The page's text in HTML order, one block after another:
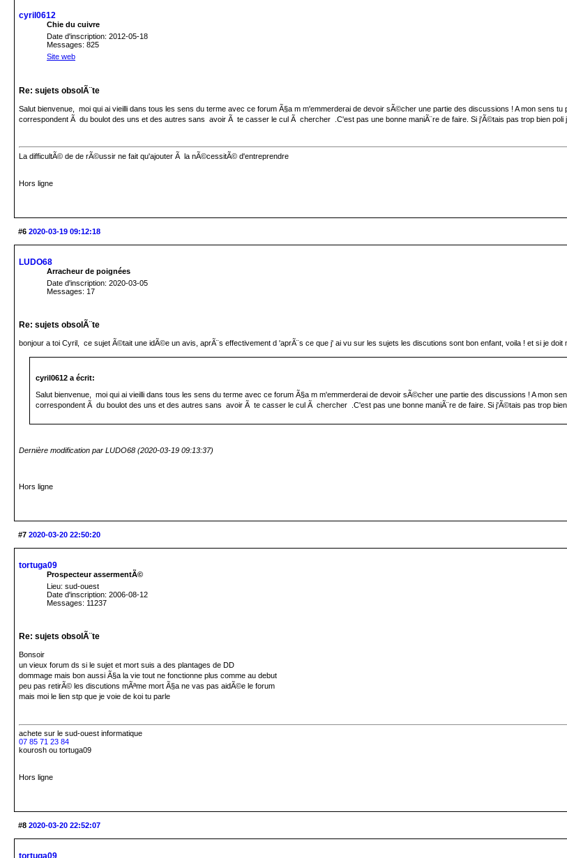
cyril0612
Chie du cuivre
Date d'inscription: 2012-05-18
Messages: 825
Site web
Re: sujets obsolÃ¨te
Salut bienvenue, moi qui ai vieilli dans tous les sens du terme avec ce forum Ã§a m m'emmerderai de devoir sÃ©cher une partie des discussions ! A mon sens
correspondent Ã du boulot des uns et des autres sans avoir Ã te casser le cul Ã chercher .C'est pas une bonne maniÃ¨re de faire. Si j'Ã©tais pas trop bien poli
La difficultÃ© de de rÃ©ussir ne fait qu'ajouter Ã la nÃ©cessitÃ© d'entreprendre
Hors ligne
#6 2020-03-19 09:12:18
LUDO68
Arracheur de poignées
Date d'inscription: 2020-03-05
Messages: 17
Re: sujets obsolÃ¨te
bonjour a toi Cyril, ce sujet Ã©tait une idÃ©e un avis, aprÃ¨s effectivement d 'aprÃ¨s ce que j' ai vu sur les sujets les discutions sont bon enfant, voila ! et si je
cyril0612 a écrit:
Salut bienvenue, moi qui ai vieilli dans tous les sens du terme avec ce forum Ã§a m m'emmerderai de devoir sÃ©cher une partie des discussions ! A mon
correspondent Ã du boulot des uns et des autres sans avoir Ã te casser le cul Ã chercher .C'est pas une bonne maniÃ¨re de faire. Si j'Ã©tais pas trop bien
Dernière modification par LUDO68 (2020-03-19 09:13:37)
Hors ligne
#7 2020-03-20 22:50:20
tortuga09
Prospecteur assermentÃ©
Lieu: sud-ouest
Date d'inscription: 2006-08-12
Messages: 11237
Re: sujets obsolÃ¨te
Bonsoir
un vieux forum ds si le sujet et mort suis a des plantages de DD
dommage mais bon aussi Ã§a la vie tout ne fonctionne plus comme au debut
peu pas retirÃ© les discutions mÃªme mort Ã§a ne vas pas aidÃ©e le forum
mais moi le lien stp que je voie de koi tu parle
achete sur le sud-ouest informatique
07 85 71 23 84
kourosh ou tortuga09
Hors ligne
#8 2020-03-20 22:52:07